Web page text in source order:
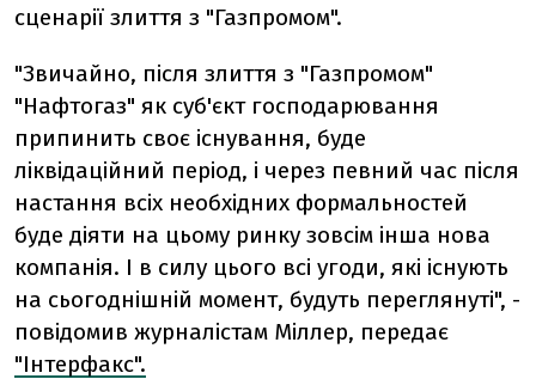
сценарії злиття з "Газпромом".
"Звичайно, після злиття з "Газпромом"
"Нафтогаз" як суб'єкт господарювання
припинить своє існування, буде
ліквідаційний період, і через певний час після
настання всіх необхідних формальностей
буде діяти на цьому ринку зовсім інша нова
компанія. І в силу цього всі угоди, які існують
на сьогоднішній момент, будуть переглянуті", -
повідомив журналістам Міллер, передає
"Інтерфакс".